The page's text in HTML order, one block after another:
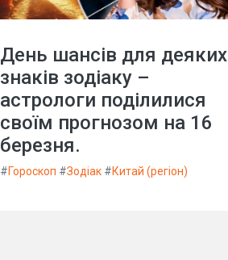
День шансів для деяких
знаків зодіаку –
астрологи поділилися
своїм прогнозом на 16
березня.
#Гороскоп #Зодіак #Китай (регіон)